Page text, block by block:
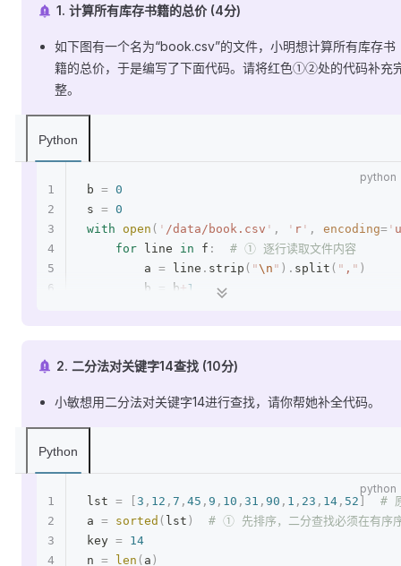
1. 计算所有库存书籍的总价 (4分)
如下图有一个名为“book.csv”的文件，小明想计算所有库存书
籍的总价，于是编写了下面代码。请将红色①②处的代码补充
整。
Python
b = 0
s = 0
with open ( ' /data/book.csv ' , ' r ' , encoding= '
    for
line in f :
  # ① 逐行读取文件内容
        a
= line . strip ( "\n " ). split ( " , " )
        b
b+1
print('总价：', s )
2. 二分法对关键字14查找 (10分)
小敏想用二分法对关键字14进行查找，请你帮她补全代码。
Python
lst = 3 , 12 , 7 , 45 , 9 , 10 , 31 , 90 , 1 , 23 , 14 , 52
#
a = sorted ( lst )
# ① 先排序，二分查找必须在有序
key = 14
n = len ( a )